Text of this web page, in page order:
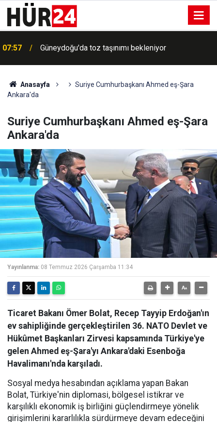
07:57 Güneydoğu'da toz taşınımı bekleniyor
Anasayfa
Suriye Cumhurbaşkanı Ahmed eş-Şara
Ankara'da
Suriye Cumhurbaşkanı Ahmed eş-Şara
Ankara'da
Yayınlanma: 08 Temmuz 2026 Çarşamba 11:34
Ticaret Bakanı Ömer Bolat, Recep Tayyip Erdoğan'ın
ev sahipliğinde gerçekleştirilen 36. NATO Devlet ve
Hükûmet Başkanları Zirvesi kapsamında Türkiye'ye
gelen Ahmed eş-Şara'yı Ankara'daki Esenboğa
Havalimanı'nda karşıladı.
Sosyal medya hesabından açıklama yapan Bakan
Bolat, Türkiye'nin diplomasi, bölgesel istikrar ve
karşılıklı ekonomik iş birliğini güçlendirmeye yönelik
girişimlerini kararlılıkla sürdürmeye devam edeceğini